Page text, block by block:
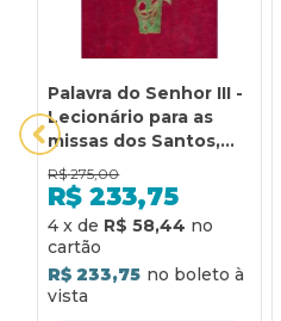
Palavra do Senhor III -
Lecionário para as
missas dos Santos,
dos comuns, para
diversas
necessidades e
votivas: lecionário
para as missas dos
santos, dos comuns,
para diversas
R$ 275,00
R$ 233,75
4 x de R$ 58,44
R$ 233,75